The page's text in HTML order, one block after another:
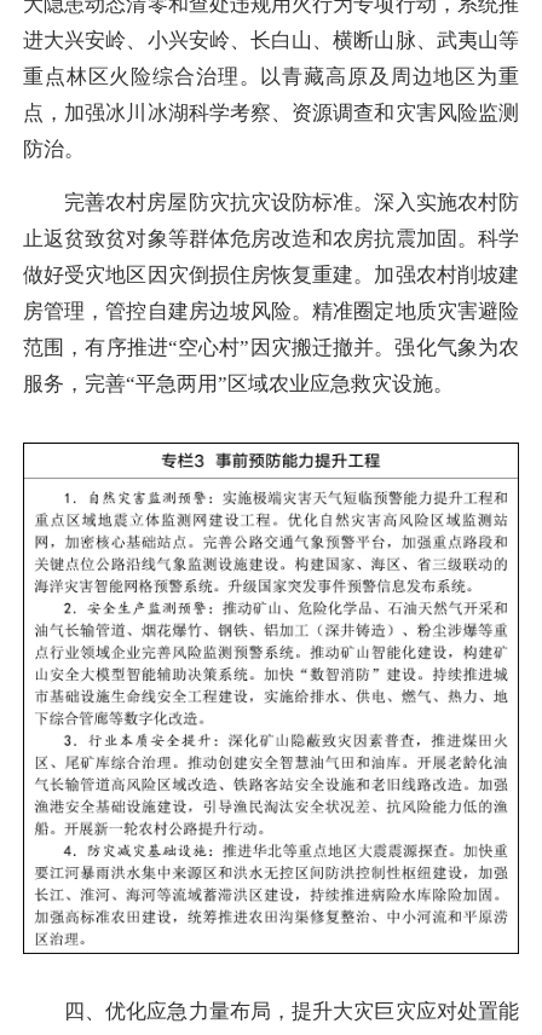
进大兴安岭、小兴安岭、长白山、横断山脉、武夷山等
重点林区火险综合治理。以青藏高原及周边地区为重
点，加强冰川冰湖科学考察、资源调查和灾害风险监测
防治。
完善农村房屋防灾抗灾设防标准。深入实施农村防
止返贫致贫对象等群体危房改造和农房抗震加固。科学
做好受灾地区因灾倒损住房恢复重建。加强农村削坡建
房管理，管控自建房边坡风险。精准圈定地质灾害避险
范围，有序推进“空心村”因灾搬迁撤并。强化气象为农
服务，完善“平急两用”区域农业应急救灾设施。
四、优化应急力量布局，提升大灾巨灾应对处置能